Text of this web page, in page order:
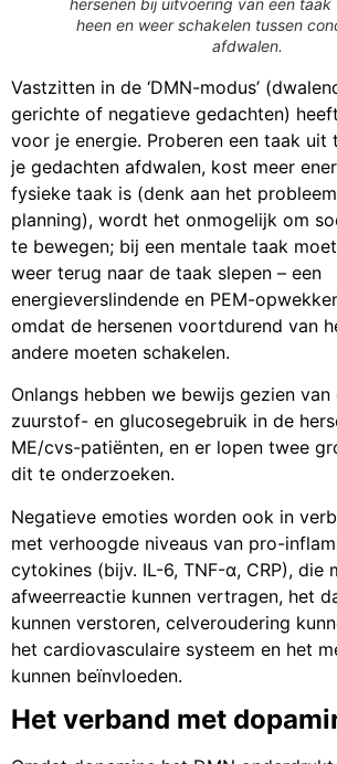
hersenen bij uitvoering van een
heen en weer schakelen tussen
afdwalen.
Vastzitten in de ‘DMN-modus’
gerichte of negatieve gedachten)
voor je energie. Proberen een taak uit
je gedachten afdwalen, kost meer
fysieke taak is (denk aan het
planning), wordt het onmogelijk om
te bewegen; bij een mentale taak
weer terug naar de taak slepen – een
energieverslindende en PEM-
omdat de hersenen voortdurend van
andere moeten schakelen.
Onlangs hebben we bewijs gezien
zuurstof- en glucosegebruik in de
ME/cvs-patiënten, en er lopen twee
dit te onderzoeken.
Negatieve emoties worden ook in
met verhoogde niveaus van pro-
cytokines (bijv. IL-6, TNF-α, CRP), die
afweerreactie kunnen vertragen, het
kunnen verstoren, celveroudering
het cardiovasculaire systeem en het
kunnen beïnvloeden.
Het verband met